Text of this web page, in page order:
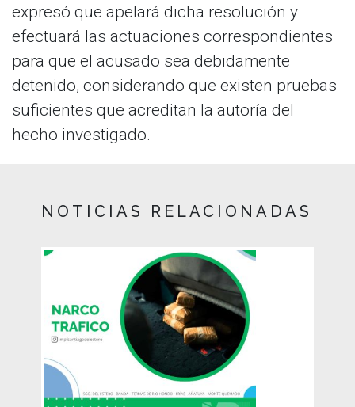
expresó que apelará dicha resolución y
efectuará las actuaciones correspondientes
para que el acusado sea debidamente
detenido, considerando que existen pruebas
suficientes que acreditan la autoría del
hecho investigado.
NOTICIAS RELACIONADAS